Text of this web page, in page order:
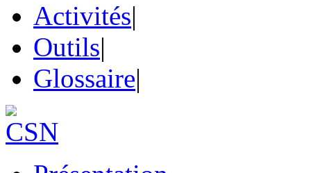
Activités|
Outils|
Glossaire|